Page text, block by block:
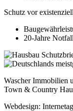
Schutz vor
20-Jahre
Wascher Immobilien
Town & Country
Webdesign: